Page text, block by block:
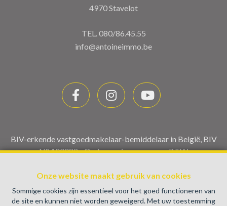
Onze website maakt gebruik van cookies
Sommige cookies zijn essentieel voor het goed functioneren van
de site en kunnen niet worden geweigerd. Met uw toestemming
4970 Stavelot
TEL. 080/86.45.55
info@antoineimmo.be
BIV-erkende vastgoedmakelaar-bemiddelaar in België, BIV
N° 100082 - Ondernemingsnummer : BTW
Beroepinstituut van Vastgoedmakelaars Luxemburgstraat,
16B - 1000 Brussel (+32 2 505 38 50 - info@biv.be) -
www.biv.be-Deontologische code